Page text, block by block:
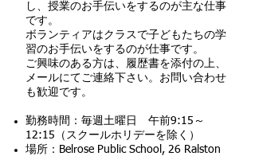
し、授業のお手伝いをするのが主な仕事
です。
ボランティアはクラスで子どもたちの学
習のお手伝いをするのが仕事です。
ご興味のある方は、履歴書を添付の上、
メールにてご連絡下さい。お問い合わせ
も歓迎です。
勤務時間：毎週土曜日 午前9:15～
12:15（スクールホリデーを除く）
場所：Belrose Public School, 26 Ralston